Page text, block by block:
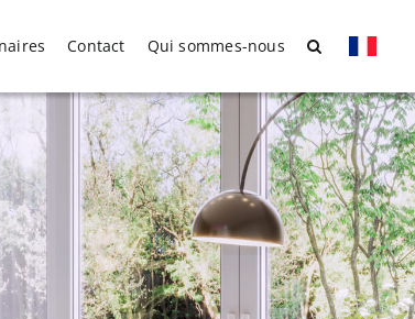
Contact Qui sommes-nous